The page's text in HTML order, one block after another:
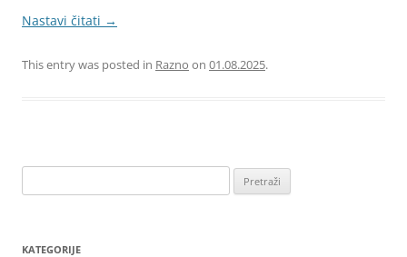
Nastavi čitati →
This entry was posted in Razno on 01.08.2025.
KATEGORIJE